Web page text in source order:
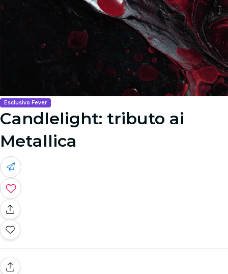
Image 1
Image 2
Image 3
Image 4
Image 5
Esclusivo Fever
Candlelight: tributo ai
Metallica